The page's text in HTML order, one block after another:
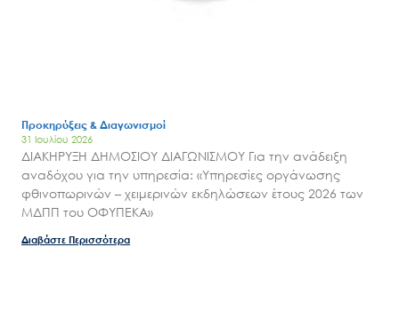
Προκηρύξεις & Διαγωνισμοί
31 Ιουλίου 2026
ΔΙΑΚΗΡΥΞΗ ΔΗΜΟΣΙΟΥ ΔΙΑΓΩΝΙΣΜΟΥ Για την ανάδειξη
αναδόχου για την υπηρεσία: «Υπηρεσίες οργάνωσης
φθινοπωρινών – χειμερινών εκδηλώσεων έτους 2026 των
ΜΔΠΠ του ΟΦΥΠΕΚΑ»
Διαβάστε Περισσότερα